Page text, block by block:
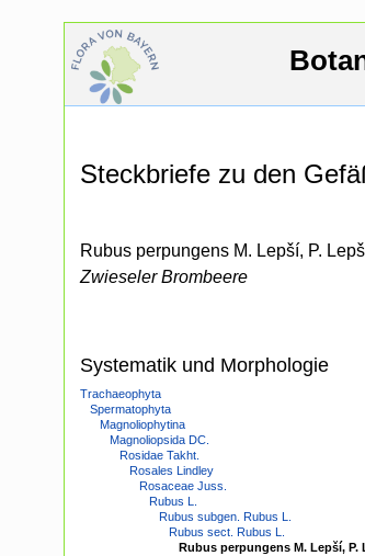
Steckbriefe zu den
Rubus perpungens M. Lepší, P.
Zwieseler Brombeere
Systematik und Morphologie
Trachaeophyta
Spermatophyta
Magnoliophytina
Magnoliopsida DC.
Rosidae Takht.
Rosales Lindley
Rosaceae Juss.
Rubus L.
Rubus subgen. Rubus L.
Rubus sect. Rubus L.
Rubus perpungens M. Lepší, P.